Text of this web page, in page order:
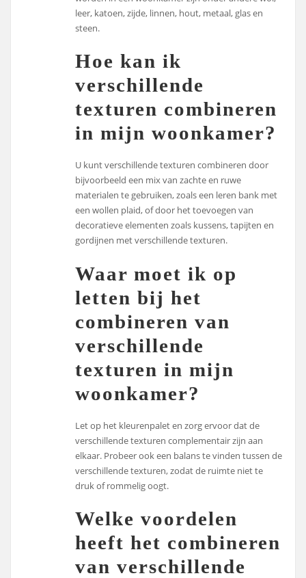
leer, katoen, zijde, linnen, hout, metaal, glas en
steen.
Hoe kan ik
verschillende
texturen combineren
in mijn woonkamer?
U kunt verschillende texturen combineren door
bijvoorbeeld een mix van zachte en ruwe
materialen te gebruiken, zoals een leren bank met
een wollen plaid, of door het toevoegen van
decoratieve elementen zoals kussens, tapijten en
gordijnen met verschillende texturen.
Waar moet ik op
letten bij het
combineren van
verschillende
texturen in mijn
woonkamer?
Let op het kleurenpalet en zorg ervoor dat de
verschillende texturen complementair zijn aan
elkaar. Probeer ook een balans te vinden tussen de
verschillende texturen, zodat de ruimte niet te
druk of rommelig oogt.
Welke voordelen
heeft het combineren
van verschillende